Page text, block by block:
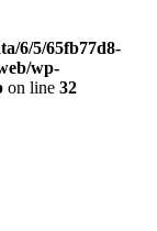
6/5/65fb77d8-
wp-
on line 32